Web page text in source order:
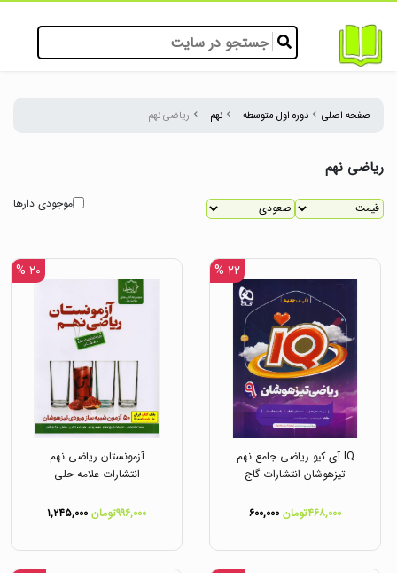
صفحه اصلی دوره اول متوسطه نهم ریاضی نهم
ریاضی نهم
موجودی دارها
۲۲ %
IQ آی کیو ریاضی جامع نهم
تیزهوشان انتشارات گاج
۴۶۸,۰۰۰تومان ۶۰۰,۰۰۰
۲۰ %
آزمونستان ریاضی نهم
انتشارات علامه حلی
۹۹۶,۰۰۰تومان ۱,۲۴۵,۰۰۰